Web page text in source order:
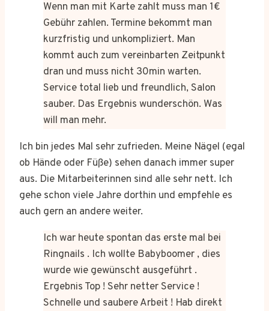
Wenn man mit Karte zahlt muss man 1€
Gebühr zahlen. Termine bekommt man
kurzfristig und unkompliziert. Man
kommt auch zum vereinbarten Zeitpunkt
dran und muss nicht 30min warten.
Service total lieb und freundlich, Salon
sauber. Das Ergebnis wunderschön. Was
will man mehr.
Ich bin jedes Mal sehr zufrieden. Meine Nägel (egal
ob Hände oder Füße) sehen danach immer super
aus. Die Mitarbeiterinnen sind alle sehr nett. Ich
gehe schon viele Jahre dorthin und empfehle es
auch gern an andere weiter.
Ich war heute spontan das erste mal bei
Ringnails . Ich wollte Babyboomer , dies
wurde wie gewünscht ausgeführt .
Ergebnis Top ! Sehr netter Service !
Schnelle und saubere Arbeit ! Hab direkt